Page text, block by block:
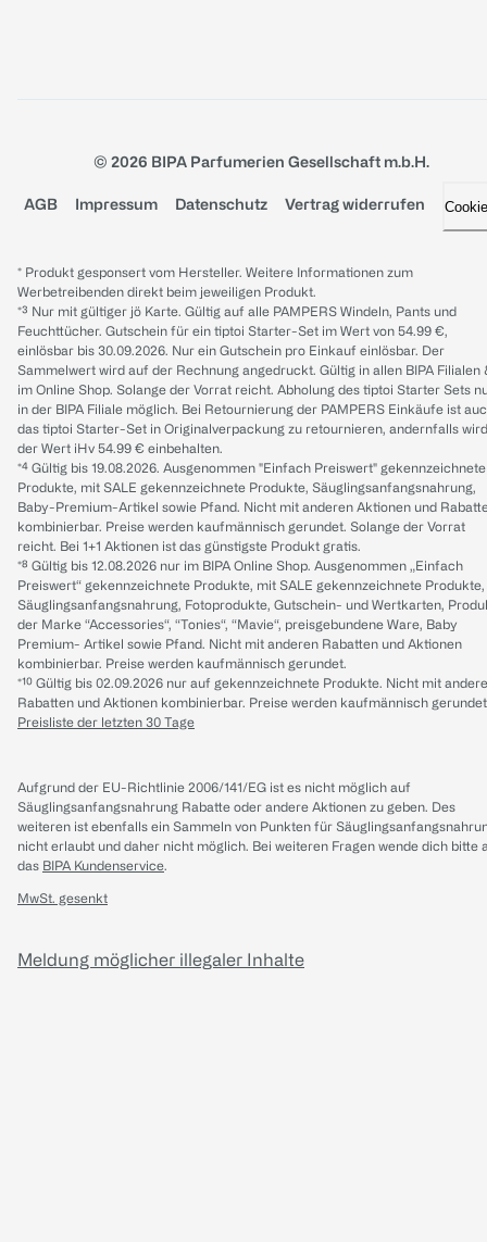
© 2026 BIPA Parfumerien Gesellschaft m.b.H.
AGB Impressum Datenschutz Vertrag widerrufen
* Produkt gesponsert vom Hersteller. Weitere Informationen zum
Werbetreibenden direkt beim jeweiligen Produkt.
*³ Nur mit gültiger jö Karte. Gültig auf alle PAMPERS Windeln, Pants und
Feuchttücher. Gutschein für ein tiptoi Starter-Set im Wert von 54.99 €,
einlösbar bis 30.09.2026. Nur ein Gutschein pro Einkauf einlösbar. Der
Sammelwert wird auf der Rechnung angedruckt. Gültig in allen BIPA Filialen
im Online Shop. Solange der Vorrat reicht. Abholung des tiptoi Starter Sets
in der BIPA Filiale möglich. Bei Retournierung der PAMPERS Einkäufe ist
das tiptoi Starter-Set in Originalverpackung zu retournieren, andernfalls wird
der Wert iHv 54.99 € einbehalten.
*⁴ Gültig bis 19.08.2026. Ausgenommen "Einfach Preiswert" gekennzeichnete
Produkte, mit SALE gekennzeichnete Produkte, Säuglingsanfangsnahrung,
Baby-Premium-Artikel sowie Pfand. Nicht mit anderen Aktionen und
kombinierbar. Preise werden kaufmännisch gerundet. Solange der Vorrat
reicht. Bei 1+1 Aktionen ist das günstigste Produkt gratis.
*⁸ Gültig bis 12.08.2026 nur im BIPA Online Shop. Ausgenommen „Einfach
Preiswert“ gekennzeichnete Produkte, mit SALE gekennzeichnete Produkte,
Säuglingsanfangsnahrung, Fotoprodukte, Gutschein- und Wertkarten,
der Marke “Accessories“, “Tonies“, “Mavie“, preisgebundene Ware, Baby
Premium- Artikel sowie Pfand. Nicht mit anderen Rabatten und Aktionen
kombinierbar. Preise werden kaufmännisch gerundet.
*¹⁰ Gültig bis 02.09.2026 nur auf gekennzeichnete Produkte. Nicht mit
Rabatten und Aktionen kombinierbar. Preise werden kaufmännisch
Preisliste der letzten 30 Tage
Aufgrund der EU-Richtlinie 2006/141/EG ist es nicht möglich auf
Säuglingsanfangsnahrung Rabatte oder andere Aktionen zu geben. Des
weiteren ist ebenfalls ein Sammeln von Punkten für
nicht erlaubt und daher nicht möglich. Bei weiteren Fragen wende dich bitte
das BIPA Kundenservice.
MwSt. gesenkt
Meldung möglicher illegaler Inhalte